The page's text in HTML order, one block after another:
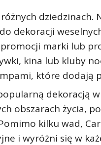
dziedzinach.
dekoracji
marki lub
kina lub kluby
które dodają
dekoracją
obszarach życia,
kilku wad,
i wyróżni się w